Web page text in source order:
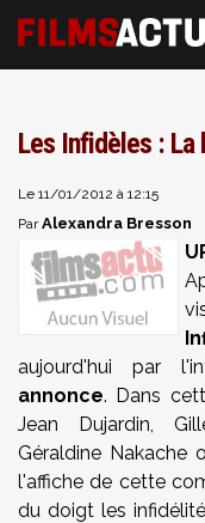
Les Infidèles : La
Le 11/01/2012 à 12:15
ParAlexandra Bresson
aujourd'hui par
annonce. Dans
Jean Dujardin,
Géraldine Nakache
l'affiche de cette
du doigt les